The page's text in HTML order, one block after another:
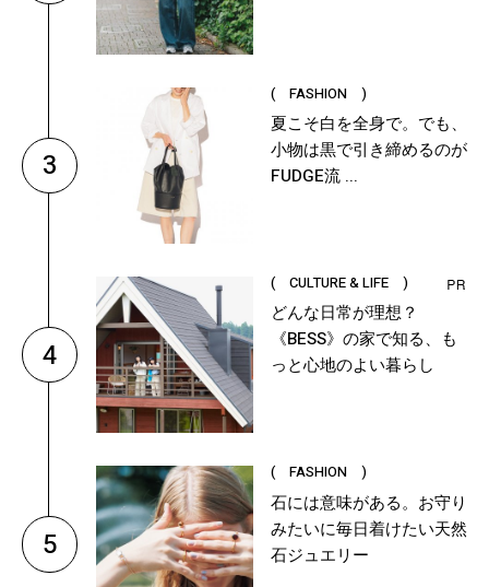
3
( FASHION )
夏こそ白を全身で。でも、
小物は黒で引き締めるのが
FUDGE流 ...
4
( CULTURE & LIFE )
どんな日常が理想？
《BESS》の家で知る、も
っと心地のよい暮らし
5
( FASHION )
石には意味がある。お守り
みたいに毎日着けたい天然
石ジュエリー